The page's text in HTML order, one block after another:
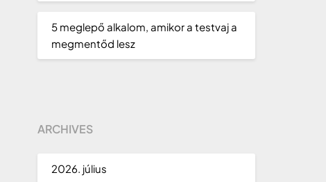
5 meglepő alkalom, amikor a testvaj a
megmentőd lesz
ARCHIVES
2026. július